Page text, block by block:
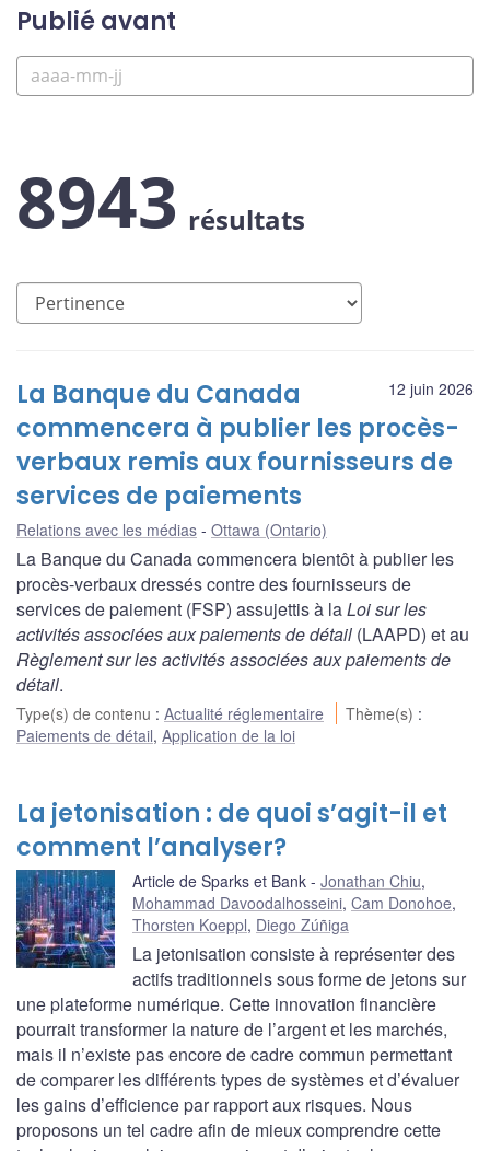
Publié avant
8943 résultats
12 juin 2026
La Banque du Canada
commencera à publier les procès-
verbaux remis aux fournisseurs de
services de paiements
Relations avec les médias Ottawa (Ontario)
La Banque du Canada commencera bientôt à publier les
procès-verbaux dressés contre des fournisseurs de
services de paiement (FSP) assujettis à laLoi sur les
activités associées aux paiements de détail (LAAPD) et au
Règlement sur les activités associées aux paiements de
détail.
Type(s) de contenu : Actualité réglementaire Thème(s) :
Paiements de détail, Application de la loi
La jetonisation : de quoi s’agit-il et
comment l’analyser?
Article de Sparks et Bank Jonathan Chiu,
Mohammad Davoodalhosseini, Cam Donohoe,
Thorsten Koeppl, Diego Zúñiga
La jetonisation consiste à représenter des
actifs traditionnels sous forme de jetons sur
une plateforme numérique. Cette innovation financière
pourrait transformer la nature de l’argent et les marchés,
mais il n’existe pas encore de cadre commun permettant
de comparer les différents types de systèmes et d’évaluer
les gains d’efficience par rapport aux risques. Nous
proposons un tel cadre afin de mieux comprendre cette